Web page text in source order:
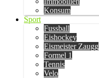
Konsum
Sport
Fussball
Eishockey
Eismeister Zaugg
Formel 1
Tennis
Velo